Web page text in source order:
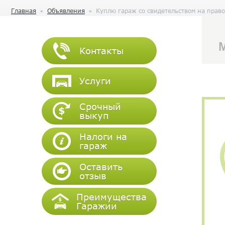
Главная Объявления Куплю гараж со свидетельством на
Контакты
Услуги
Срочный
выкуп
Налоги на
гараж
Оставить
отзыв
Преимущества
Гаражии